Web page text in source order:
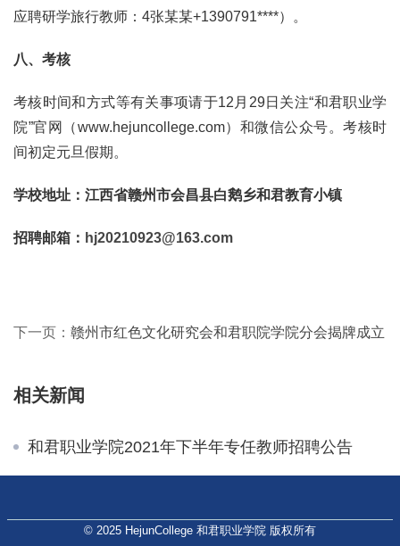
应聘研学旅行教师：4张某某+1390791****）。
八、考核
考核时间和方式等有关事项请于12月29日关注“和君职业学
院”官网（www.hejuncollege.com）和微信公众号。考核时
间初定元旦假期。
学校地址：江西省赣州市会昌县白鹅乡和君教育小镇
招聘邮箱： hj20210923@163.com
下一页： 赣州市红色文化研究会和君职院学院分会揭牌成立
相关新闻
和君职业学院2021年下半年专任教师招聘公告
© 2025 HejunCollege 和君职业学院 版权所有